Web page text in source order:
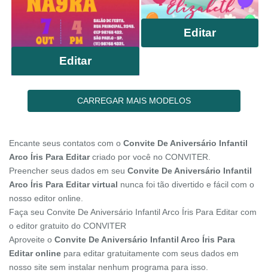
Editar
Editar
CARREGAR MAIS MODELOS
Encante seus contatos com o Convite De Aniversário Infantil
Arco Íris Para Editarcriado por você no CONVITER.
Preencher seus dados em seu Convite De Aniversário Infantil
Arco Íris Para Editar virtual nunca foi tão divertido e fácil com o
nosso editor online.
Faça seu Convite De Aniversário Infantil Arco Íris Para Editar com
o editor gratuito do CONVITER
Aproveite o Convite De Aniversário Infantil Arco Íris Para
Editar online para editar gratuitamente com seus dados em
nosso site sem instalar nenhum programa para isso.